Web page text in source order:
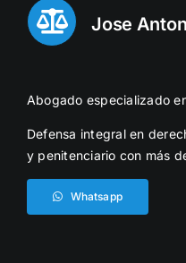
Jose
Abogado especializado
Defensa integral en
y penitenciario con más
Whatsapp